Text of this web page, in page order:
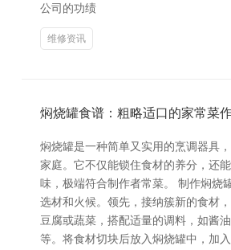
公司的功绩
维修资讯
焖烧罐食谱：粗略适口的家常菜
焖烧罐是一种简单又实用的烹调器具
家庭。它不仅能锁住食材的养分，还
味，极端符合制作者常菜。 制作焖烧
选材和火候。领先，接纳簇新的食材，
豆腐或蔬菜，搭配适量的调料，如酱
等。将食材切块后放入焖烧罐中，加